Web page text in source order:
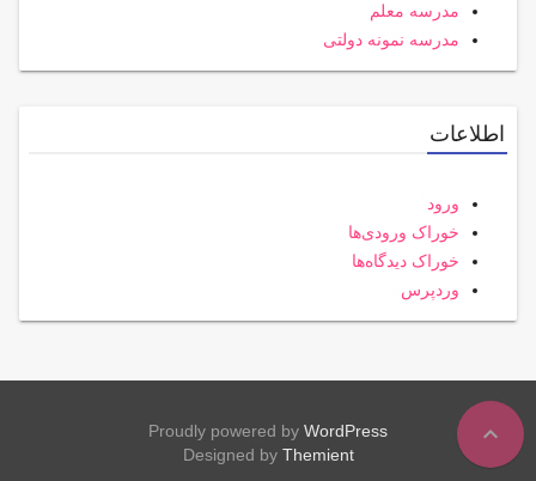
expand_less
مدرسه معلم
مدرسه نمونه دولتی
اطلاعات
ورود
خوراک ورودی‌ها
خوراک دیدگاه‌ها
وردپرس
Proudly powered by WordPress
Designed by Themient